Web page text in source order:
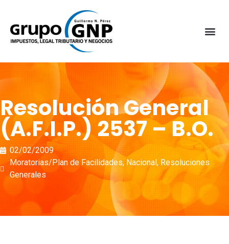
Resolución General
(A.F.I.P.) 2537 – B.O.
02/02/2009
Moratorias/Plan de Facilidades, Nacional, Resoluciones
Generales